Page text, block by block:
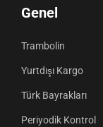
Genel
Trambolin
Yurtdışı Kargo
Türk Bayrakları
Periyodik Kontrol